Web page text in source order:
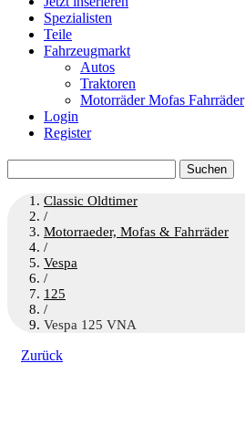
Spezialisten
Teile
Fahrzeugmarkt
Autos
Traktoren
Motorräder Mofas Fahrräder
Login
Register
nach:
Classic Oldtimer
/
Motorraeder, Mofas & Fahrräder
/
Vespa
/
125
/
Vespa 125 VNA
Zurück